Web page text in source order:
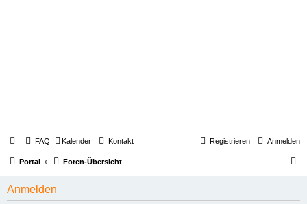
FAQ Kalender Kontakt Anmelden
Registrieren
Portal Foren-Übersicht
Anmelden